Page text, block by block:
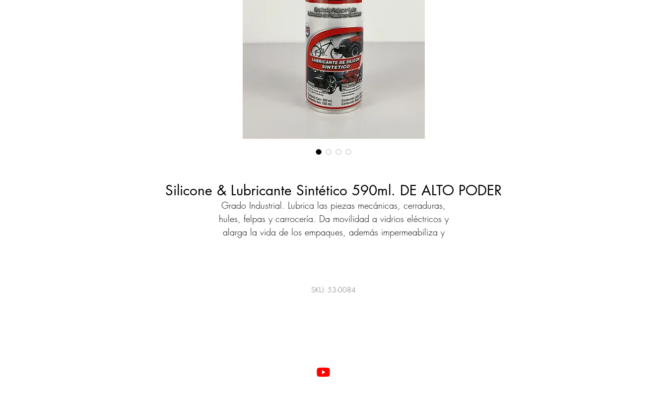
Silicone & Lubricante Sintético 590ml. DE ALTO PODER
Grado Industrial. Lubrica las piezas mecánicas, cerraduras,
hules, felpas y carrocería. Da movilidad a vidrios eléctricos y
alarga la vida de los empaques, además impermeabiliza y
SKU: 53-0084